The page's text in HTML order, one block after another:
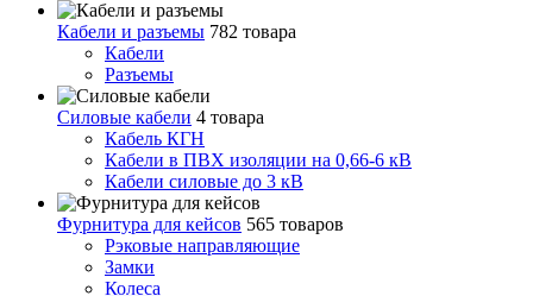
Кабели и разъемы 782 товара
Кабели
Разъемы
Силовые кабели 4 товара
Кабель КГН
Кабели в ПВХ изоляции на 0,66-6 кВ
Кабели силовые до 3 кВ
Фурнитура для кейсов 565 товаров
Рэковые направляющие
Замки
Колеса